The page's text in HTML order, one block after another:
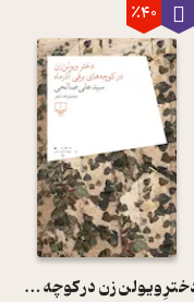
٪40
دخترِ ویولن زن در کوچه های برفی آذرماه